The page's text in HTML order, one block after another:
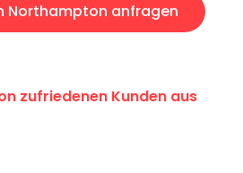
Northampton anfragen
zufriedenen Kunden aus